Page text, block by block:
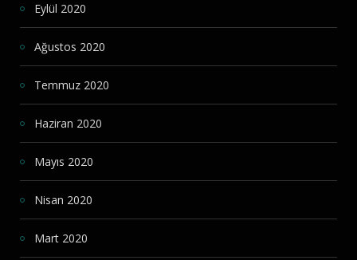
Eylül 2020
Ağustos 2020
Temmuz 2020
Haziran 2020
Mayıs 2020
Nisan 2020
Mart 2020